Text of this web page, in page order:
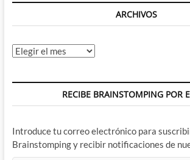
ARCHIVOS
Archivos
RECIBE BRAINSTOMPING POR
Introduce tu correo electrónico para
Brainstomping y recibir notificaciones de